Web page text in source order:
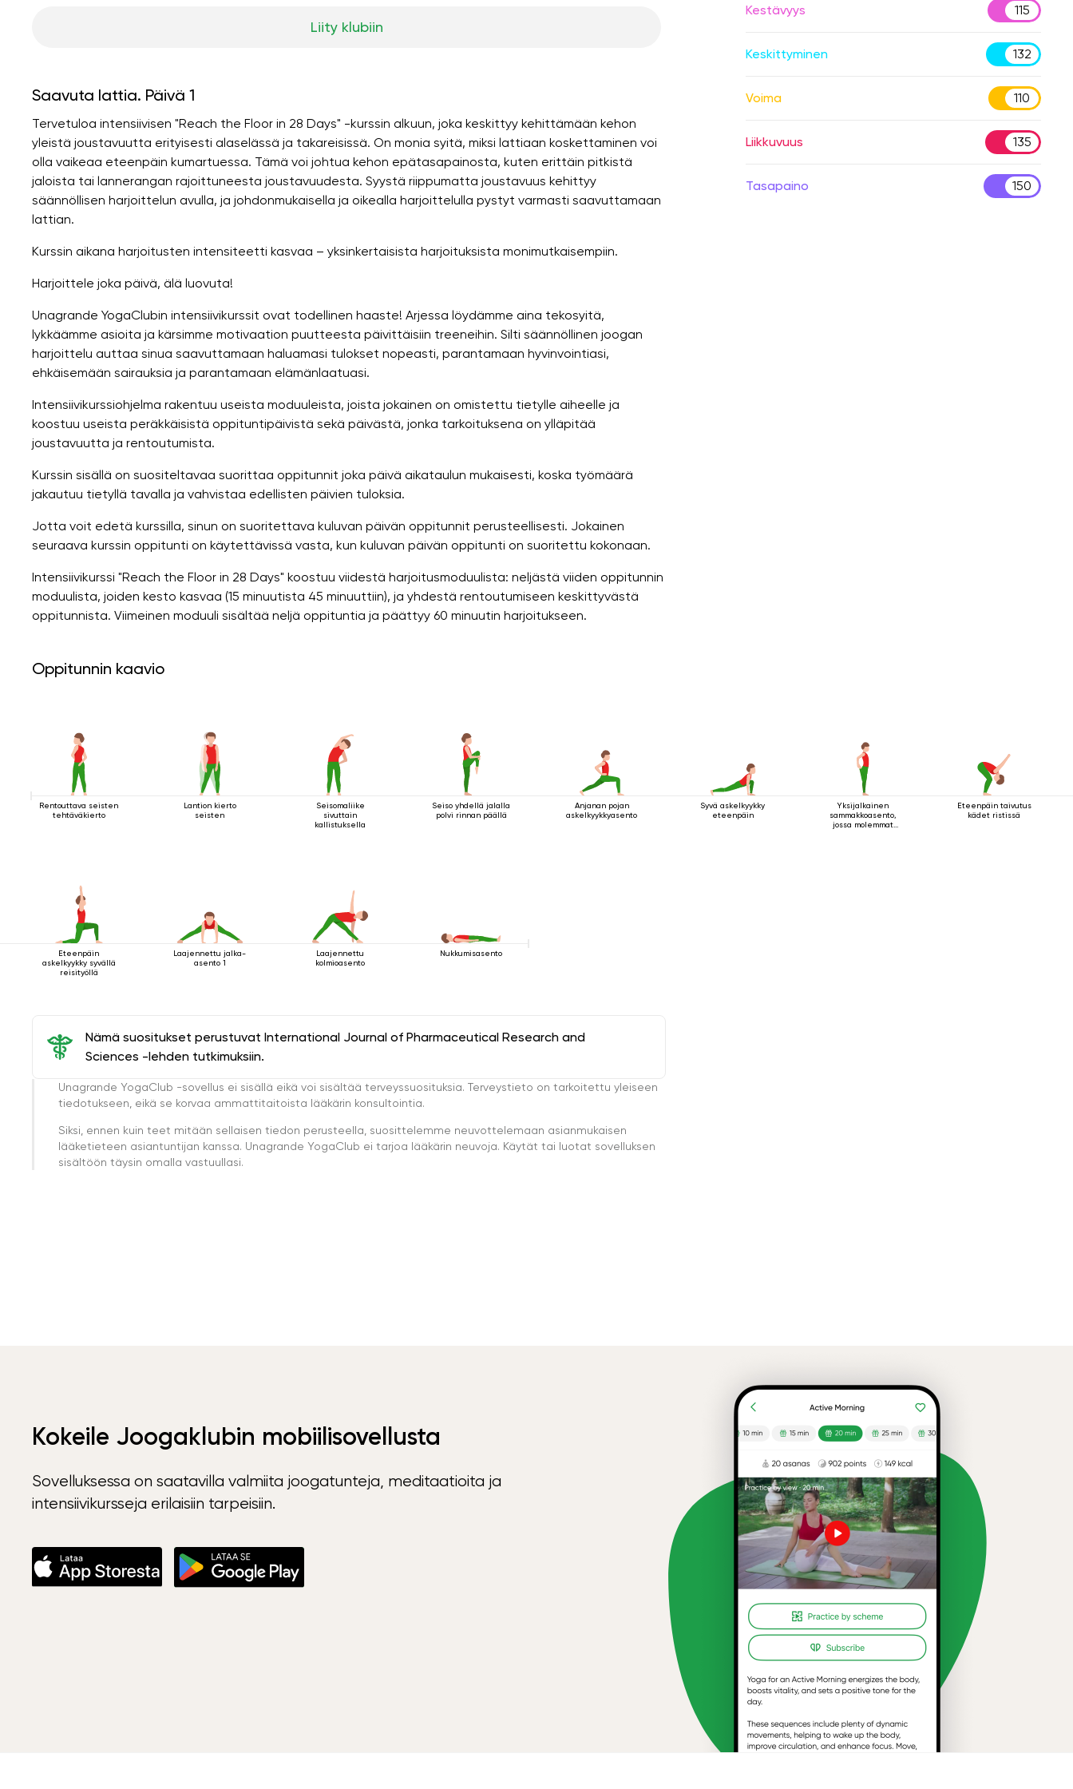
Liity klubiin
Saavuta lattia. Päivä 1
Tervetuloa intensiivisen "Reach the Floor in 28 Days" -kurssin alkuun, joka keskittyy kehittämään kehon
yleistä joustavuutta erityisesti alaselässä ja takareisissä. On monia syitä, miksi lattiaan koskettaminen voi
olla vaikeaa eteenpäin kumartuessa. Tämä voi johtua kehon epätasapainosta, kuten erittäin pitkistä
jaloista tai lannerangan rajoittuneesta joustavuudesta. Syystä riippumatta joustavuus kehittyy
säännöllisen harjoittelun avulla, ja johdonmukaisella ja oikealla harjoittelulla pystyt varmasti saavuttamaan
lattian.
Kurssin aikana harjoitusten intensiteetti kasvaa – yksinkertaisista harjoituksista monimutkaisempiin.
Harjoittele joka päivä, älä luovuta!
Unagrande YogaClubin intensiivikurssit ovat todellinen haaste! Arjessa löydämme aina tekosyitä,
lykkäämme asioita ja kärsimme motivaation puutteesta päivittäisiin treeneihin. Silti säännöllinen joogan
harjoittelu auttaa sinua saavuttamaan haluamasi tulokset nopeasti, parantamaan hyvinvointiasi,
ehkäisemään sairauksia ja parantamaan elämänlaatuasi.
Intensiivikurssiohjelma rakentuu useista moduuleista, joista jokainen on omistettu tietylle aiheelle ja
koostuu useista peräkkäisistä oppituntipäivistä sekä päivästä, jonka tarkoituksena on ylläpitää
joustavuutta ja rentoutumista.
Kurssin sisällä on suositeltavaa suorittaa oppitunnit joka päivä aikataulun mukaisesti, koska työmäärä
jakautuu tietyllä tavalla ja vahvistaa edellisten päivien tuloksia.
Jotta voit edetä kurssilla, sinun on suoritettava kuluvan päivän oppitunnit perusteellisesti. Jokainen
seuraava kurssin oppitunti on käytettävissä vasta, kun kuluvan päivän oppitunti on suoritettu kokonaan.
Intensiivikurssi "Reach the Floor in 28 Days" koostuu viidestä harjoitusmoduulista: neljästä viiden oppitunnin
moduulista, joiden kesto kasvaa (15 minuutista 45 minuuttiin), ja yhdestä rentoutumiseen keskittyvästä
oppitunnista. Viimeinen moduuli sisältää neljä oppituntia ja päättyy 60 minuutin harjoitukseen.
Kestävyys 115
Keskittyminen 132
Voima 110
Liikkuvuus 135
Tasapaino 150
Oppitunnin kaavio
Rentouttava seisten
tehtäväkierto
Lantion kierto
seisten
Seisomaliike
sivuttain
kallistuksella
Seiso yhdellä jalalla
polvi rinnan päällä
Anjanan pojan
askelkyykkyasento
Syvä askelkyykky
eteenpäin
Yksijalkainen
sammakkoasento,
jossa molemmat
Eteenpäin taivutus
kädet ristissä
Eteenpäin
askelkyykky syvällä
reisityöllä
Laajennettu jalka-
asento 1
Laajennettu
kolmioasento
Nukkumisasento
Nämä suositukset perustuvat International Journal of Pharmaceutical Research and
Sciences -lehden tutkimuksiin.
Unagrande YogaClub -sovellus ei sisällä eikä voi sisältää terveyssuosituksia. Terveystieto on tarkoitettu yleiseen
tiedotukseen, eikä se korvaa ammattitaitoista lääkärin konsultointia.
Siksi, ennen kuin teet mitään sellaisen tiedon perusteella, suosittelemme neuvottelemaan asianmukaisen
lääketieteen asiantuntijan kanssa. Unagrande YogaClub ei tarjoa lääkärin neuvoja. Käytät tai luotat sovelluksen
sisältöön täysin omalla vastuullasi.
Kokeile Joogaklubin mobiilisovellusta
Sovelluksessa on saatavilla valmiita joogatunteja, meditaatioita ja
intensiivikursseja erilaisiin tarpeisiin.